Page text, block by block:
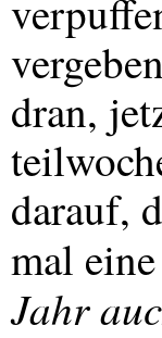
dran,
darauf,
mal
Jahr